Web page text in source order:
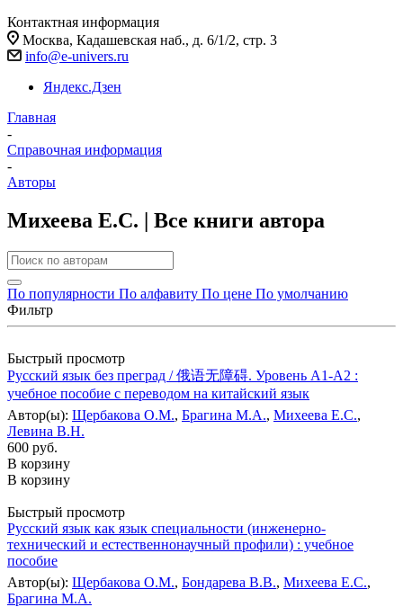
Контактная информация
Москва, Кадашевская наб., д. 6/1/2, стр. 3
info@e-univers.ru
Яндекс.Дзен
Главная
-
Справочная информация
-
Авторы
Михеева Е.С. | Все книги автора
По популярности По алфавиту По цене По умолчанию
Фильтр
Быстрый просмотр
Русский язык без преград / 俄语无障碍. Уровень А1-А2 :
учебное пособие с переводом на китайский язык
Автор(ы): Щербакова О.М., Брагина М.А., Михеева Е.С.,
Левина В.Н.
600 руб.
В корзину
В корзину
Быстрый просмотр
Русский язык как язык специальности (инженерно-
технический и естественнонаучный профили) : учебное
пособие
Автор(ы): Щербакова О.М., Бондарева В.В., Михеева Е.С.,
Брагина М.А.